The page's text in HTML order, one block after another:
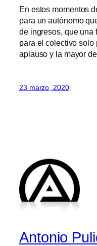
En estos momentos
para un autónomo
de ingresos, que una
para el colectivo solo
aplauso y la mayor
23 marzo, 2020
Antonio